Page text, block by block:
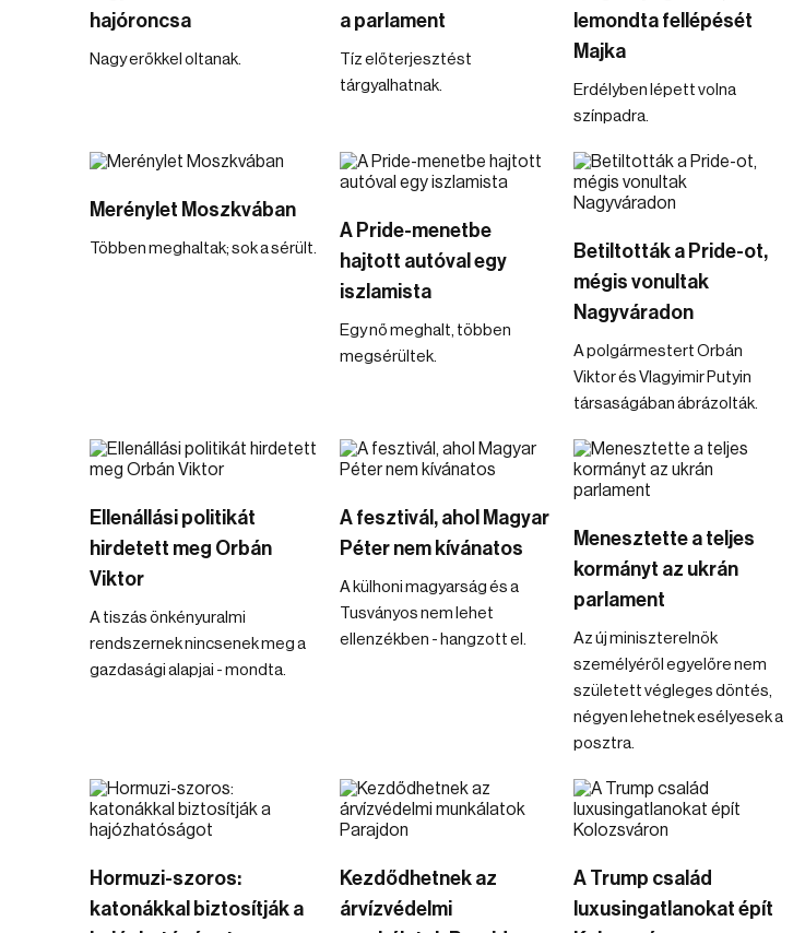
hajóroncsa
Nagy erőkkel oltanak.
a parlament
Tíz előterjesztést
tárgyalhatnak.
lemondta fellépését
Majka
Erdélyben lépett volna
színpadra.
Merénylet Moszkvában
Többen meghaltak; sok a sérült.
A Pride-menetbe
hajtott autóval egy
iszlamista
Egy nő meghalt, többen
megsérültek.
Betiltották a Pride-ot,
mégis vonultak
Nagyváradon
A polgármestert Orbán
Viktor és Vlagyimir Putyin
társaságában ábrázolták.
Ellenállási politikát
hirdetett meg Orbán
Viktor
A tiszás önkényuralmi
rendszernek nincsenek meg a
gazdasági alapjai - mondta.
A fesztivál, ahol Magyar
Péter nem kívánatos
A külhoni magyarság és a
Tusványos nem lehet
ellenzékben - hangzott el.
Menesztette a teljes
kormányt az ukrán
parlament
Az új miniszterelnök
személyéről egyelőre nem
született végleges döntés,
négyen lehetnek esélyesek a
posztra.
Hormuzi-szoros:
katonákkal biztosítják a
Kezdődhetnek az
árvízvédelmi
A Trump család
luxusingatlanokat épít